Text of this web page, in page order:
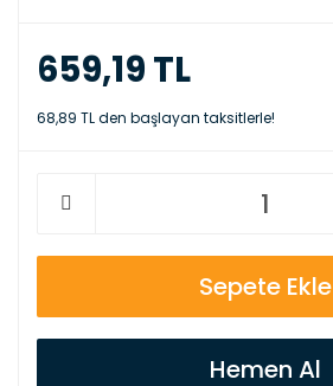
659,19 TL
68,89 TL den başlayan taksitlerle!
Sepete Ekle
Hemen Al